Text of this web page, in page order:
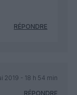
RÉPONDRE
2019 - 18 h 54 min
RÉPONDRE